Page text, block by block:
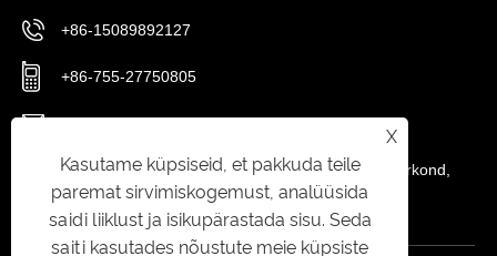
+86-15089892127
+86-755-27750805
sxl@szsxkjkg.com
No.56 Gushu 1st Road, Xixiang Street, Baoani piirkond,
Shenzhen City, Guangdongi provints, Hiina
X
Kasutame küpsiseid, et pakkuda teile
paremat sirvimiskogemust, analüüsida
saidi liiklust ja isikupärastada sisu. Seda
saiti kasutades nõustute meie küpsiste